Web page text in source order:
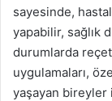
sayesinde,
yapabilir, sağlık
durumlarda
uygulamaları,
yaşayan bireyler